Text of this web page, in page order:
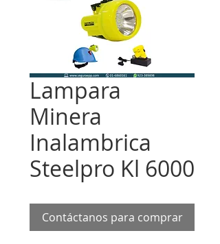
Lampara
Minera
Inalambrica
Steelpro Kl 6000
Contáctanos para comprar